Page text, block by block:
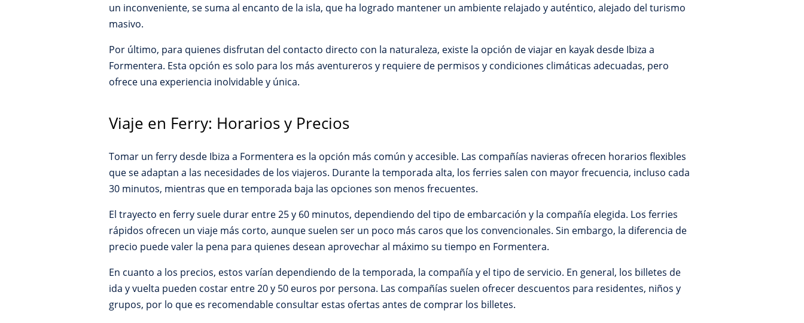
un inconveniente, se suma al encanto de la isla, que ha logrado mantener un ambiente relajado y auténtico, alejado del turismo
masivo.
Por último, para quienes disfrutan del contacto directo con la naturaleza, existe la opción de viajar en kayak desde Ibiza a
Formentera. Esta opción es solo para los más aventureros y requiere de permisos y condiciones climáticas adecuadas, pero
ofrece una experiencia inolvidable y única.
Viaje en Ferry: Horarios y Precios
Tomar un ferry desde Ibiza a Formentera es la opción más común y accesible. Las compañías navieras ofrecen horarios flexibles
que se adaptan a las necesidades de los viajeros. Durante la temporada alta, los ferries salen con mayor frecuencia, incluso cada
30 minutos, mientras que en temporada baja las opciones son menos frecuentes.
El trayecto en ferry suele durar entre 25 y 60 minutos, dependiendo del tipo de embarcación y la compañía elegida. Los ferries
rápidos ofrecen un viaje más corto, aunque suelen ser un poco más caros que los convencionales. Sin embargo, la diferencia de
precio puede valer la pena para quienes desean aprovechar al máximo su tiempo en Formentera.
En cuanto a los precios, estos varían dependiendo de la temporada, la compañía y el tipo de servicio. En general, los billetes de
ida y vuelta pueden costar entre 20 y 50 euros por persona. Las compañías suelen ofrecer descuentos para residentes, niños y
grupos, por lo que es recomendable consultar estas ofertas antes de comprar los billetes.